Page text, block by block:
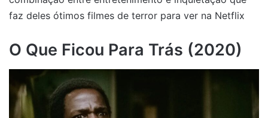
faz deles ótimos filmes de terror para ver na Netflix
O Que Ficou Para Trás (2020)